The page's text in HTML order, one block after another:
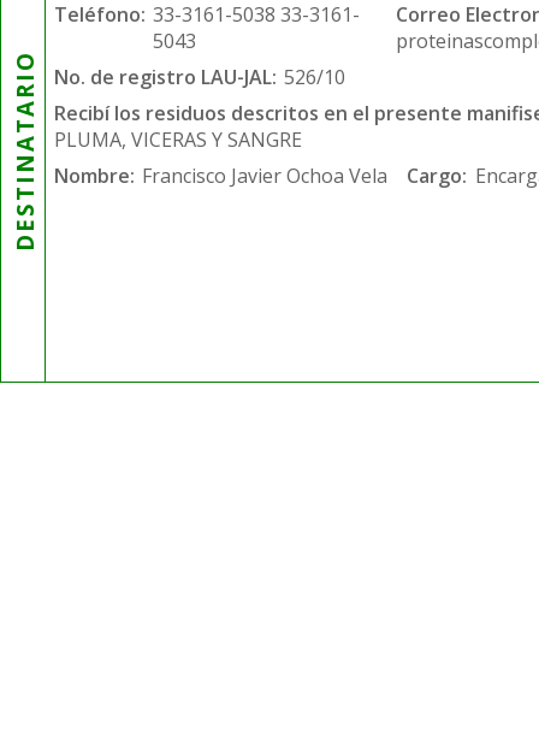
DESTINATARIO
Teléfono: 33-3161-5038 33-3161-
5043
Correo
No. de registro LAU-JAL: 526/10
Recibí los residuos descritos en el presente
PLUMA, VICERAS Y SANGRE
Nombre: Francisco Javier Ochoa Vela Cargo: